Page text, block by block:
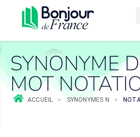
SYNONYME
MOT
ACCUEIL > SYNONYMES N >